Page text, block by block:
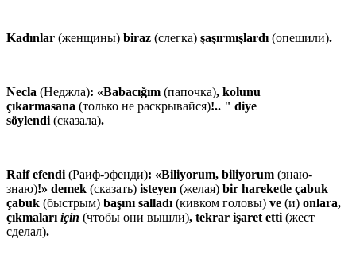
Kadınlar (женщины) biraz (слегка) şaşırmışlardı (опешили).
Necla (Неджла): «Babacığım (папочка), kolunu
çıkarmasana (только не раскрывайся)!.. " diye
söylendi (сказала).
Raif efendi (Раиф-эфенди): «Biliyorum, biliyorum (знаю-
знаю)!» demek (сказать) isteyen (желая) bir hareketle çabuk
çabuk (быстрым) başını salladı (кивком головы) ve (и) onlara,
çıkmaları için (чтобы они вышли), tekrar işaret etti (жест
сделал).